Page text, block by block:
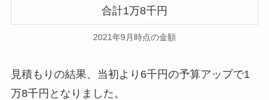
合計1万8千円
2021年9月時点の金額
見積もりの結果、当初より6千円の予算アップで1
万8千円となりました。